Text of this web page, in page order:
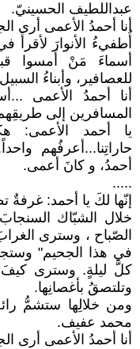
عبداللطيف الحسينيّ.
أنا أحمدُ الأعمى أرى
أُطفيءُ الأنوارَ
أسماءَ مَنْ أَمسوا
للعصافير، وأبناءُ
أنا أحمدُ الأعمى
المسافرين إلى
يا أحمد الأعمى:
حاراتِنا...أعرفُهم
أحمدُ، و كانَ أعمى.
.....
إنّها لكَ يا أحمد:
خلال الشبّاك
الصّباح ، وسترى
في هذا الجحيم"
كلَّ ليلةٍ. وسترى
وتلتصقُ بأغصانِها.
ومن خلالِها ستشمُّ
محمد عفيف.
أنا أحمدُ الأعمى أرى